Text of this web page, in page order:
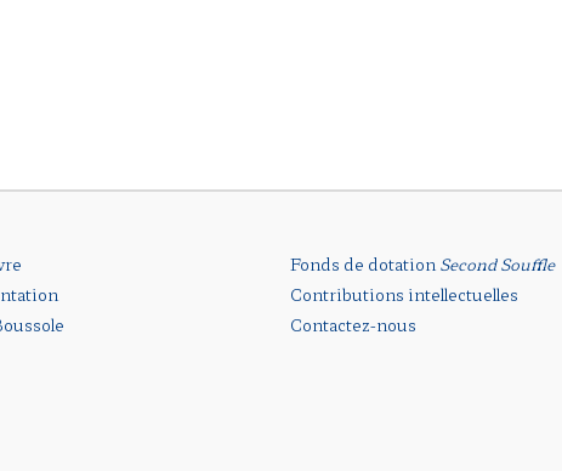
Fonds de dotation Second Souffle
Contributions intellectuelles
Contactez-nous